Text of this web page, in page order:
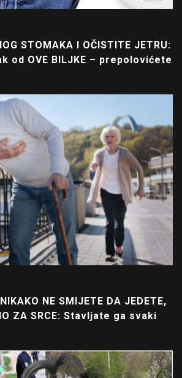
STOMAKA I OČISTITE JETRU:
od OVE BILJKE – prepolovićete
NE SMIJETE DA JEDETE,
ZA SRCE: Stavljate ga svaki